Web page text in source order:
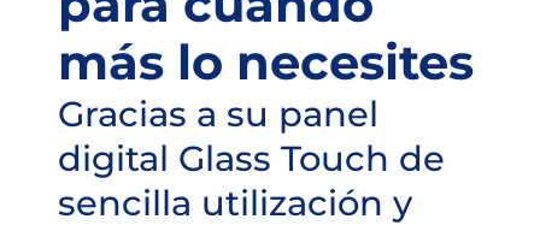
más lo necesites
Gracias a su panel
digital Glass Touch de
sencilla utilización y